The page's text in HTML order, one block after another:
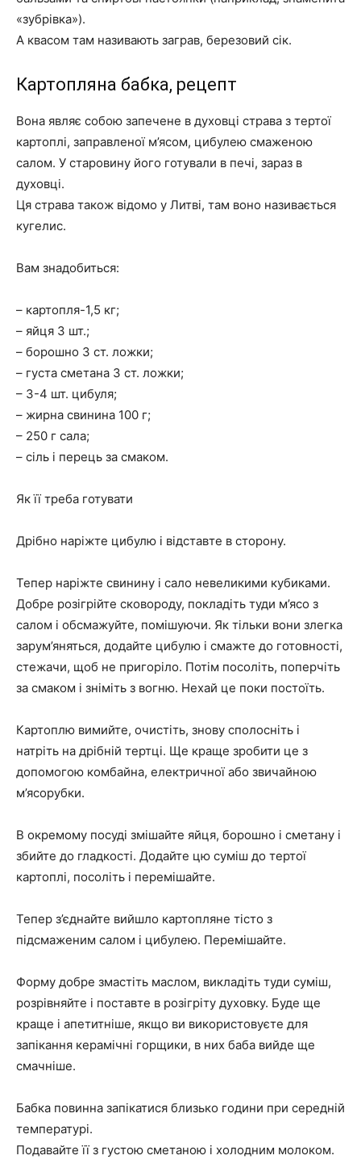
«зубрівка»).
А квасом там називають заграв, березовий сік.
Картопляна бабка, рецепт
Вона являє собою запечене в духовці страва з тертої
картоплі, заправленої м’ясом, цибулею смаженою
салом. У старовину його готували в печі, зараз в
духовці.
Ця страва також відомо у Литві, там воно називається
кугелис.
Вам знадобиться:
– картопля-1,5 кг;
– яйця 3 шт.;
– борошно 3 ст. ложки;
– густа сметана 3 ст. ложки;
– 3-4 шт. цибуля;
– жирна свинина 100 г;
– 250 г сала;
– сіль і перець за смаком.
Як її треба готувати
Дрібно наріжте цибулю і відставте в сторону.
Тепер наріжте свинину і сало невеликими кубиками.
Добре розігрійте сковороду, покладіть туди м’ясо з
салом і обсмажуйте, помішуючи. Як тільки вони злегка
зарум’яняться, додайте цибулю і смажте до готовності,
стежачи, щоб не пригоріло. Потім посоліть, поперчіть
за смаком і зніміть з вогню. Нехай це поки постоїть.
Картоплю вимийте, очистіть, знову сполосніть і
натріть на дрібній тертці. Ще краще зробити це з
допомогою комбайна, електричної або звичайною
м’ясорубки.
В окремому посуді змішайте яйця, борошно і сметану і
збийте до гладкості. Додайте цю суміш до тертої
картоплі, посоліть і перемішайте.
Тепер з’єднайте вийшло картопляне тісто з
підсмаженим салом і цибулею. Перемішайте.
Форму добре змастіть маслом, викладіть туди суміш,
розрівняйте і поставте в розігріту духовку. Буде ще
краще і апетитніше, якщо ви використовуєте для
запікання керамічні горщики, в них баба вийде ще
смачніше.
Бабка повинна запікатися близько години при середній
температурі.
Подавайте її з густою сметаною і холодним молоком.